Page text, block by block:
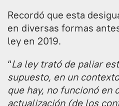
Recordó que esta
en diversas formas
ley en 2019.
“La ley trató de paliar
supuesto, en un
que hay, no funcionó en
actualización (de los